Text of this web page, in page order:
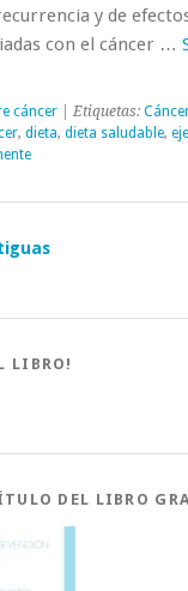
y de
con el cáncer …
cáncer | Etiquetas:
, dieta, dieta saludable,
LIBRO!
DEL LIBRO